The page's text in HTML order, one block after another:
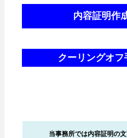
内容証明
クーリングオフ
当事務所では内容証明の文